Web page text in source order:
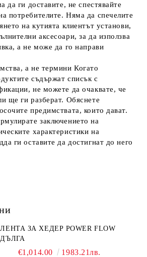
да ги доставите, не спестявайте
потребителите. Няма да спечелите
на кутията клиентът установи,
аксесоари, за да използва
а не може да го направи
а не термини Когато
съдържат списък с
не можете да очаквате, че
ще ги разберат. Обяснете
предимствата, които дават.
заключението на
характеристики на
ги оставите да достигнат до него
ЛЕНТА ЗА ХЕДЕР POWER FLOW
ДЪЛГА
€1,014.00 1983.21лв.